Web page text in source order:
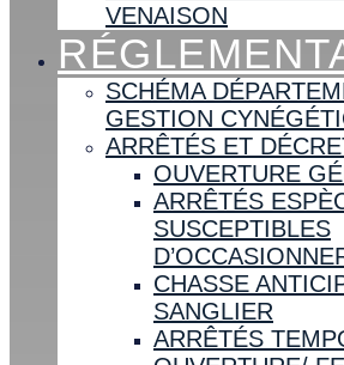
VENAISON
SCHÉMA
GESTION
ARRÊTÉS ET
OUVERTURE
ARRÊTÉS
SUSCEPTIBLES
CHASSE
SANGLIER
ARRÊTÉS